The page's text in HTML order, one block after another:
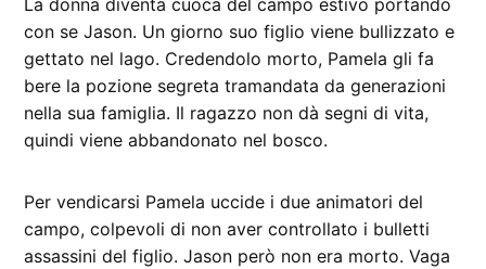
La donna diventa cuoca del campo estivo portando
con se Jason. Un giorno suo figlio viene bullizzato e
gettato nel lago. Credendolo morto, Pamela gli fa
bere la pozione segreta tramandata da generazioni
nella sua famiglia. Il ragazzo non dà segni di vita,
quindi viene abbandonato nel bosco.
Per vendicarsi Pamela uccide i due animatori del
campo, colpevoli di non aver controllato i bulletti
assassini del figlio. Jason però non era morto. Vaga